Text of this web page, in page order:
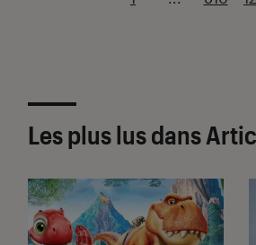
Les plus lus dans